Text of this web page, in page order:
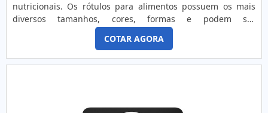
nutricionais. Os rótulos para alimentos possuem os mais
diversos tamanhos, cores, formas e podem ser
personalizados conforme o layout do cliente. Etiquetas para
identificação de caixas e controle de qualidade também são
aplicadas nos processos de fabricação. Os sistemas de
rotulagem automática exigem precisão no corte. A
acabamento da impressão obtidos através de aplicação de
COTAR AGORA